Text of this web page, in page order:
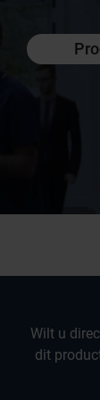
Wilt u
dit